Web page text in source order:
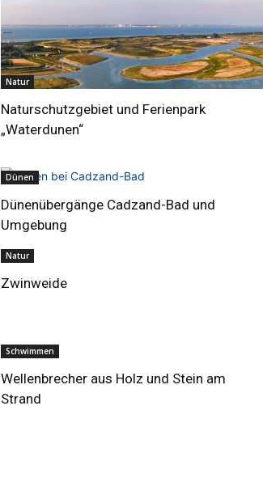
Natur
Naturschutzgebiet und Ferienpark
„Waterdunen“
Dünen
Dünenübergänge Cadzand-Bad und
Umgebung
Natur
Zwinweide
Schwimmen
Wellenbrecher aus Holz und Stein am
Strand